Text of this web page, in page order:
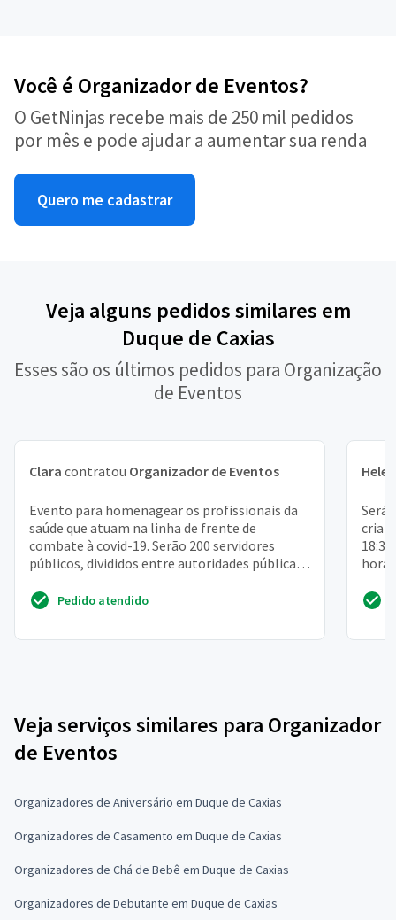
Você é Organizador de Eventos?
O GetNinjas recebe mais de 250 mil pedidos
por mês e pode ajudar a aumentar sua renda
Quero me cadastrar
Veja alguns pedidos similares em
Duque de Caxias
Esses são os últimos pedidos para Organização
de Eventos
Clara contratou Organizador de Eventos
Evento para homenagear os profissionais da
saúde que atuam na linha de frente de
combate à covid-19. Serão 200 servidores
públicos, divididos entre autoridades públicas
Pedido atendido
Será
Veja serviços similares para Organizador
de Eventos
Organizadores de Aniversário em Duque de Caxias
Organizadores de Casamento em Duque de Caxias
Organizadores de Chá de Bebê em Duque de Caxias
Organizadores de Debutante em Duque de Caxias